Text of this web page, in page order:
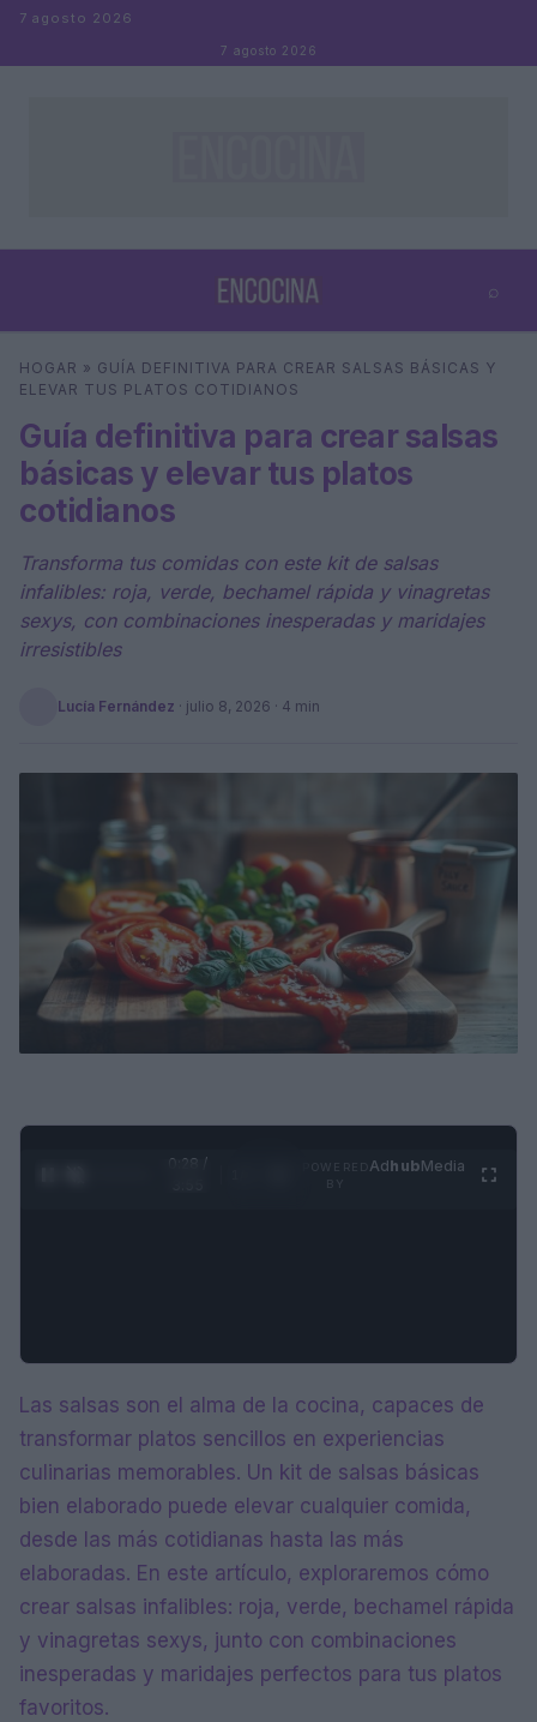
Saltar al contenido
7 agosto 2026
7 agosto 2026
⌕
Buscar ⌕ ×
HOGAR » GUÍA DEFINITIVA PARA CREAR SALSAS BÁSICAS Y
ELEVAR TUS PLATOS COTIDIANOS
Guía definitiva para crear salsas
básicas y elevar tus platos
cotidianos
Transforma tus comidas con este kit de salsas
infalibles: roja, verde, bechamel rápida y vinagretas
sexys, con combinaciones inesperadas y maridajes
irresistibles
Lucía Fernández · julio 8, 2026 · 4 min
0:29 /
AdhubMedia
Las salsas son el alma de la cocina, capaces de
transformar platos sencillos en experiencias
culinarias memorables. Un kit de salsas básicas
bien elaborado puede elevar cualquier comida,
desde las más cotidianas hasta las más
elaboradas. En este artículo, exploraremos cómo
crear salsas infalibles: roja, verde, bechamel rápida
y vinagretas sexys, junto con combinaciones
inesperadas y maridajes perfectos para tus platos
favoritos.